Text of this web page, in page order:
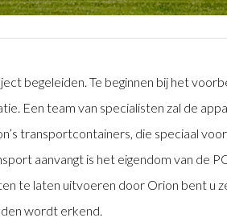
begeleiden. Te beginnen bij het
Een team van specialisten zal de
transportcontainers, die speciaal
aanvangt is het eigendom van de
te laten uitvoeren door Orion bent u
wordt erkend.